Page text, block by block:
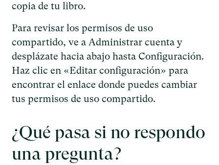
copia de tu libro.
Para revisar los permisos de uso
compartido, ve a Administrar cuenta y
desplázate hacia abajo hasta Configuración.
Haz clic en «Editar configuración» para
encontrar el enlace donde puedes cambiar
tus permisos de uso compartido.
¿Qué pasa si no respondo
una pregunta?